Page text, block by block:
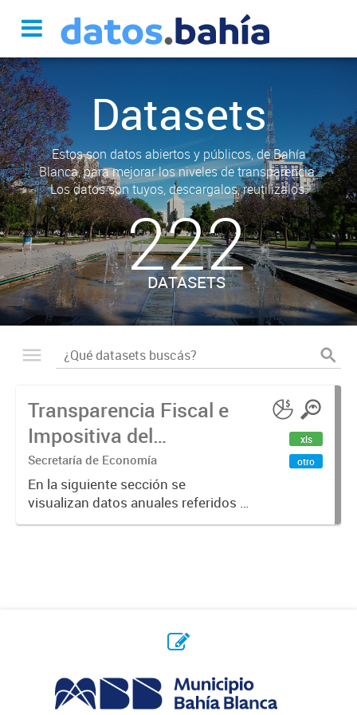
Datasets
Estos son datos abiertos y públicos, de Bahía
Blanca, para mejorar los niveles de transparencia.
Los datos son tuyos, descargalos, reutilizalos.
222
DATASETS
Transparencia Fiscal e
Impositiva del
Municipio. Año 2023
Secretaría de Economía
En la siguiente sección se
visualizan datos anuales referidos a
la transparencia fiscal e impositiva
xls
otro